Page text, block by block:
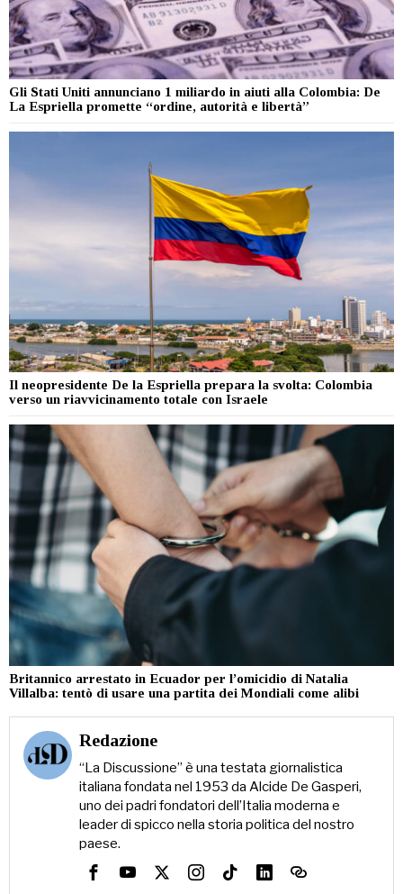
Gli Stati Uniti annunciano 1 miliardo in aiuti alla Colombia: De
La Espriella promette “ordine, autorità e libertà”
Il neopresidente De la Espriella prepara la svolta: Colombia
verso un riavvicinamento totale con Israele
Britannico arrestato in Ecuador per l’omicidio di Natalia
Villalba: tentò di usare una partita dei Mondiali come alibi
Redazione
“La Discussione” è una testata giornalistica
italiana fondata nel 1953 da Alcide De Gasperi,
uno dei padri fondatori dell’Italia moderna e
leader di spicco nella storia politica del nostro
paese.